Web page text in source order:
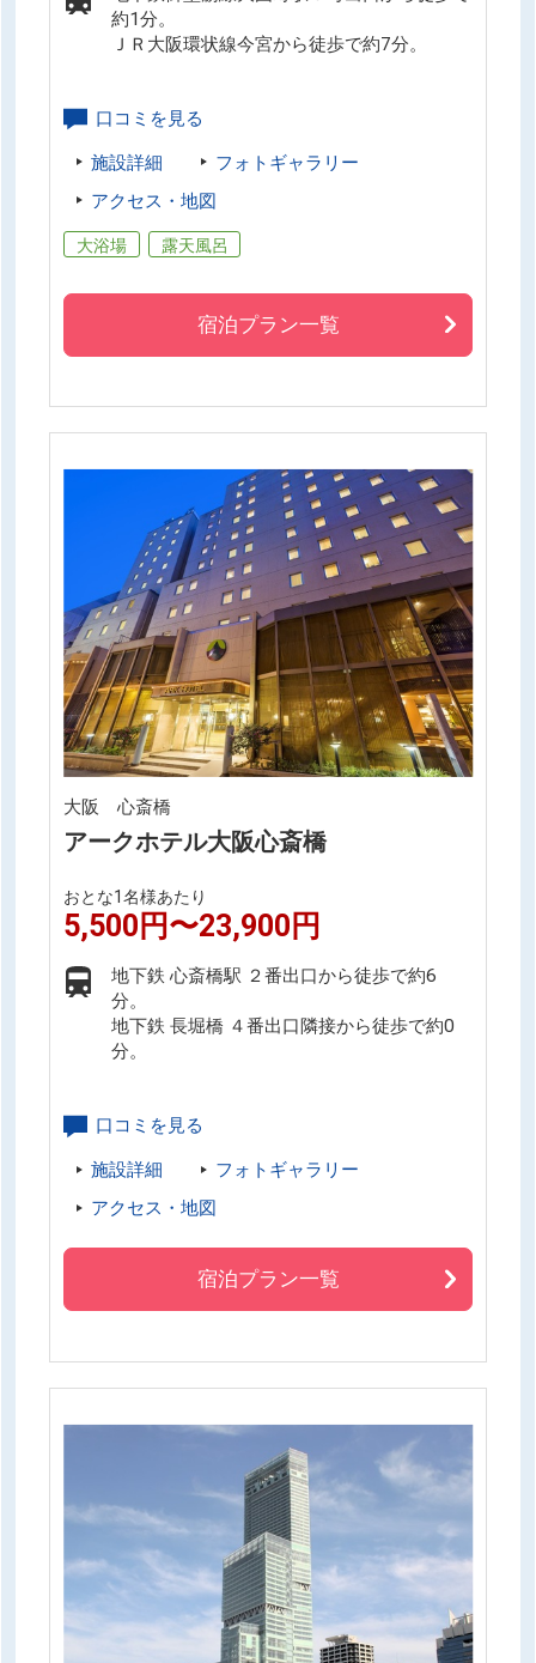
約1分。
ＪＲ大阪環状線今宮から徒歩で約7分。
口コミを見る
施設詳細
フォトギャラリー
アクセス・地図
大浴場 露天風呂
宿泊プラン一覧
大阪 心斎橋
アークホテル大阪心斎橋
おとな1名様あたり
5,500円〜23,900円
地下鉄 心斎橋駅 ２番出口から徒歩で約6
分。
地下鉄 長堀橋 ４番出口隣接から徒歩で約0
分。
口コミを見る
施設詳細
フォトギャラリー
アクセス・地図
宿泊プラン一覧